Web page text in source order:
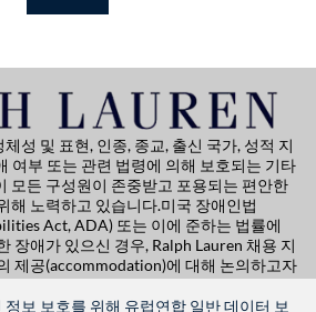
보 보호를 위해 유럽연합 일반 데이터 보
성 및 표현, 인종, 종교, 출신 국가, 성적 지
여부 또는 관련 법령에 의해 보호되는 기타
모든 구성원이 존중받고 포용되는 편안한
해 노력하고 있습니다.미국 장애인법
Act, ADA) 또는 이에 준하는 법률에
장애가 있으신 경우, Ralph Lauren 채용 지
제공(accommodation)에 대해 논의하고자
로 문의해 주시